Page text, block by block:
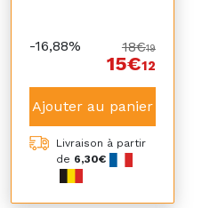
-16,88% 18€19
15€12
Ajouter au panier
Livraison à partir
de 6,30€